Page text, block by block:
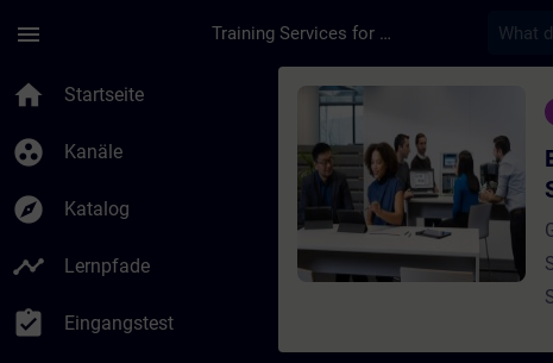
menu Training Services for Digital Industries
home Startseite
group_work Kanäle
explore Katalog
timeline Lernpfade
assignment_turned_in Eingangstest
Kurs - Effizienter